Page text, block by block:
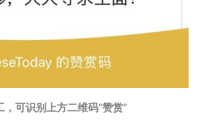
可识别上方二维码“赞赏”